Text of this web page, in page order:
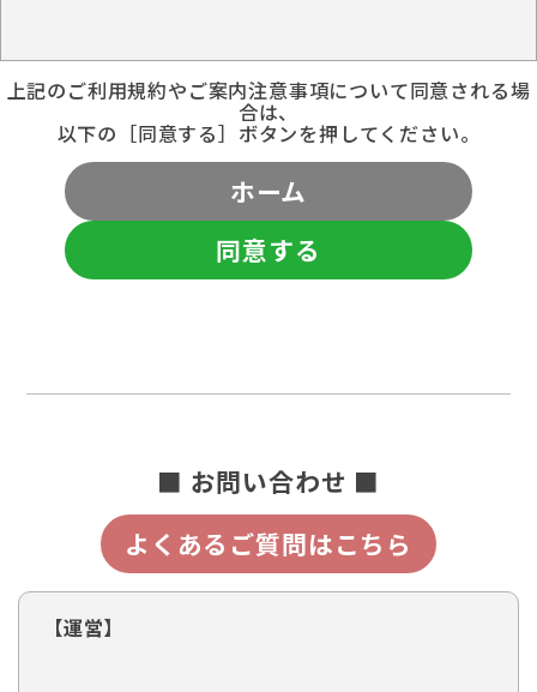
上記のご利用規約やご案内注意事項について同意される場
合は、
以下の［同意する］ボタンを押してください。
ホーム
同意する
■ お問い合わせ ■
よくあるご質問はこちら
【運営】